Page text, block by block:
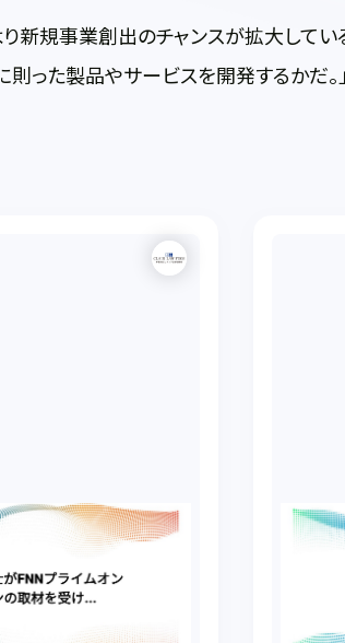
新規事業創出のチャンスが拡大してい
則った製品やサービスを開発するかだ。」